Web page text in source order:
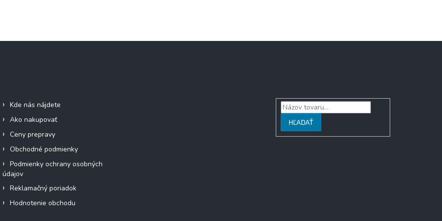
Kde nás nájdete
Ako nakupovať
Ceny prepravy
Obchodné podmienky
Podmienky ochrany osobných
údajov
Reklamačný poriadok
Hodnotenie obchodu
HĽADAŤ